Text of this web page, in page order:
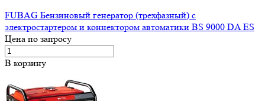
FUBAG Бензиновый генератор (трехфазный) с
электростартером и коннектором автоматики BS 9000 DA ES
Цена по запросу
В корзину